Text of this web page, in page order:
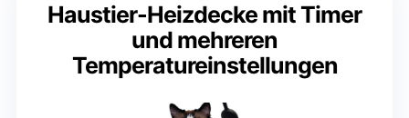
Haustier-Heizdecke mit Timer
und mehreren
Temperatureinstellungen